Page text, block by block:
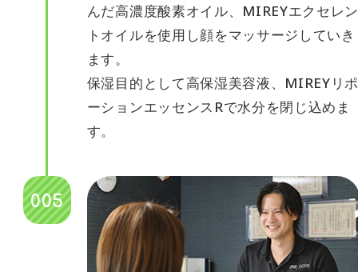
んだ高濃度酸素オイル、MIREYエクセレ
トオイルを使用し顔をマッサージしていき
ます。
保湿目的として高保湿美容液、MIREYリ
ーションエッセンスRで水分を閉じ込めま
す。
005